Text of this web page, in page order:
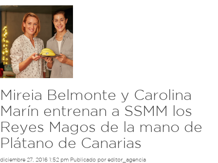
Mireia Belmonte y Carolina
Marín entrenan a SSMM los
Reyes Magos de la mano de
Plátano de Canarias
diciembre 27, 2016 1:52 pm Publicado por editor_agencia